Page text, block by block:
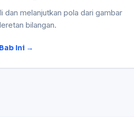
dan melanjutkan pola dari gambar
bilangan.
Ini →